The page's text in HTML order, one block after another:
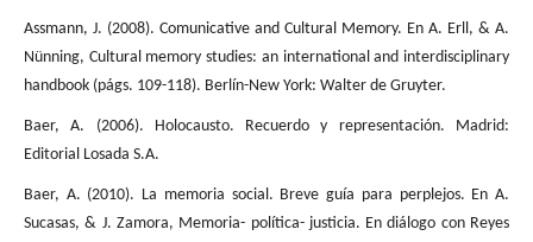
Assmann, J. (2008). Comunicative and Cultural Memory. En A. Erll, & A.
Nünning, Cultural memory studies: an international and interdisciplinary
handbook (págs. 109-118). Berlín-New York: Walter de Gruyter.
Baer, A. (2006). Holocausto. Recuerdo y representación. Madrid:
Editorial Losada S.A.
Baer, A. (2010). La memoria social. Breve guía para perplejos. En A.
Sucasas, & J. Zamora, Memoria- política- justicia. En diálogo con Reyes